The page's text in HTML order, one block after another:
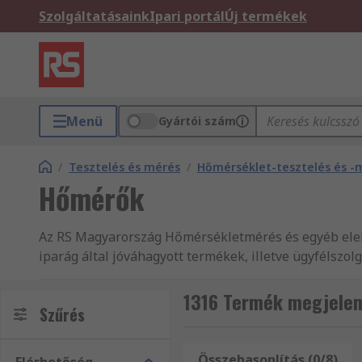
SzolgáltatásainkIpari portálÚj termékek
Menü Gyártói szám
/ Tesztelés és mérés / Hőmérséklet-tesztelés és -
Hőmérők
Az RS Magyarország Hőmérsékletmérés és egyéb
iparág által jóváhagyott termékek, illetve
Tesztelés és mérés közül és profitáljon a másnapi
Hőmérők megfeleljenek a legmagasabb szintű
vállalatát a megfelelő termékek kiválasztásában.
Szűrés 1316 Termék